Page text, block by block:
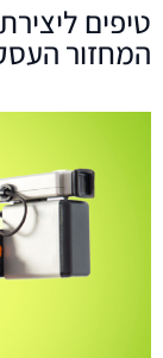
טיפים
המחזור